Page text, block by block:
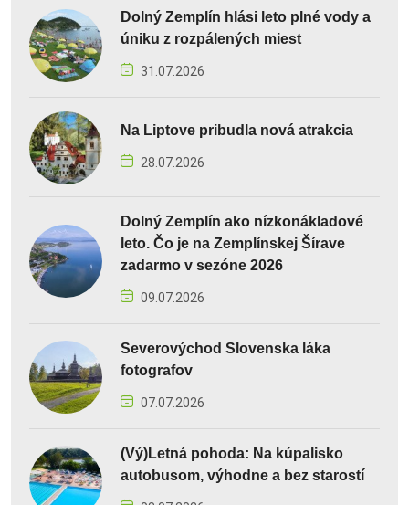
Dolný Zemplín hlási leto plné vody a
úniku z rozpálených miest
31.07.2026
Na Liptove pribudla nová atrakcia
28.07.2026
Dolný Zemplín ako nízkonákladové
leto. Čo je na Zemplínskej Šírave
zadarmo v sezóne 2026
09.07.2026
Severovýchod Slovenska láka
fotografov
07.07.2026
(Vý)Letná pohoda: Na kúpalisko
autobusom, výhodne a bez starostí